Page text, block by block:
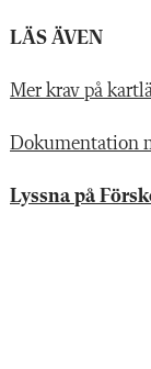
LÄS ÄVEN
Mer krav på
Dokumentation
Lyssna på